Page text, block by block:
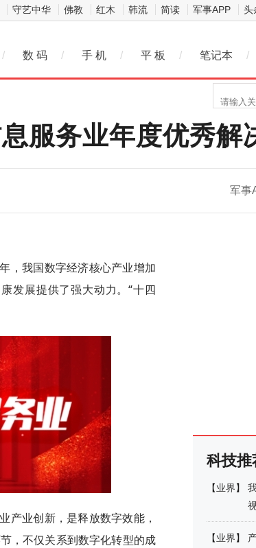
守艺中华 佛教 红木 韩流 简读 军事APP 头
/ 数 码 / 手 机 / 平 板 / 笔记本 /
服务业年度优秀解
军事
，我国数字经济核心产业增加
发展提供了强大动力。“十四
产业创新，是释放数字效能，
，不仅关系到数字化转型的成
科技推
【业界】
【业界】